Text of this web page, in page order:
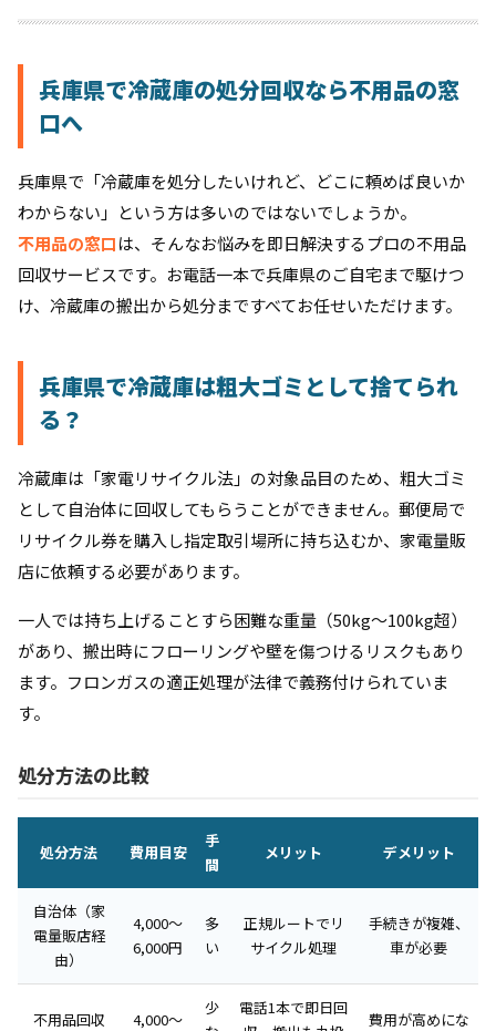
兵庫県で冷蔵庫の処分回収なら不用品の窓
口へ
兵庫県で「冷蔵庫を処分したいけれど、どこに頼めば良いか
わからない」という方は多いのではないでしょうか。
不用品の窓口は、そんなお悩みを即日解決するプロの不用品
回収サービスです。お電話一本で兵庫県のご自宅まで駆けつ
け、冷蔵庫の搬出から処分まですべてお任せいただけます。
兵庫県で冷蔵庫は粗大ゴミとして捨てられ
る？
冷蔵庫は「家電リサイクル法」の対象品目のため、粗大ゴミ
として自治体に回収してもらうことができません。郵便局で
リサイクル券を購入し指定取引場所に持ち込むか、家電量販
店に依頼する必要があります。
一人では持ち上げることすら困難な重量（50kg〜100kg超）
があり、搬出時にフローリングや壁を傷つけるリスクもあり
ます。フロンガスの適正処理が法律で義務付けられていま
す。
処分方法の比較
処分方法 費用目安
手
間
メリット デメリット
自治体（家
電量販店経
由）
4,000〜
6,000円
多
い
正規ルートでリ
サイクル処理
手続きが複雑、
車が必要
不用品回収 4,000〜
少
電話1本で即日回
費用が高めにな